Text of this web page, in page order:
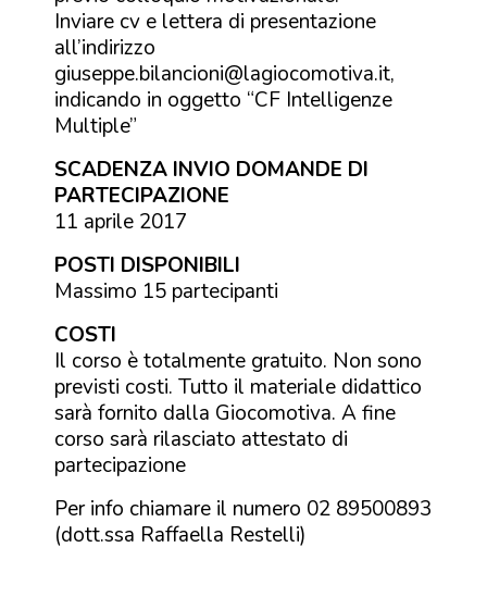
Inviare cv e lettera di presentazione
all’indirizzo
giuseppe.bilancioni@lagiocomotiva.it,
indicando in oggetto “CF Intelligenze
Multiple”
SCADENZA INVIO DOMANDE DI
PARTECIPAZIONE
11 aprile 2017
POSTI DISPONIBILI
Massimo 15 partecipanti
COSTI
Il corso è totalmente gratuito. Non sono
previsti costi. Tutto il materiale didattico
sarà fornito dalla Giocomotiva. A fine
corso sarà rilasciato attestato di
partecipazione
Per info chiamare il numero 02 89500893
(dott.ssa Raffaella Restelli)